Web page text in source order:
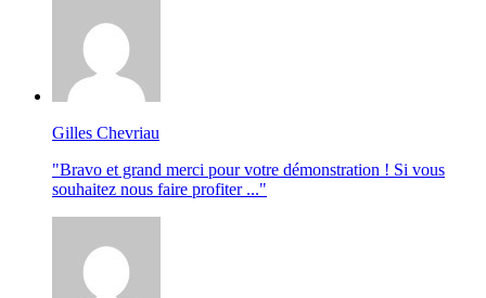
Gilles Chevriau
"Bravo et grand merci pour votre démonstration ! Si vous
souhaitez nous faire profiter ..."